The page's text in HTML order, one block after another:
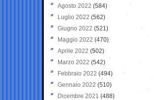
Agosto 2022 (584)
Luglio 2022 (562)
Giugno 2022 (521)
Maggio 2022 (470)
Aprile 2022 (502)
Marzo 2022 (542)
Febbraio 2022 (494)
Gennaio 2022 (510)
Dicembre 2021 (488)